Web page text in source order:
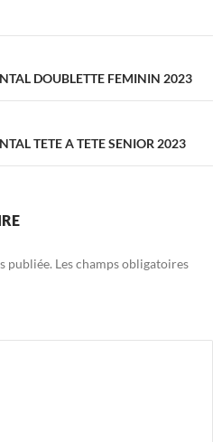
DOUBLETTE FEMININ 2023
TETE A TETE SENIOR 2023
publiée. Les champs obligatoires